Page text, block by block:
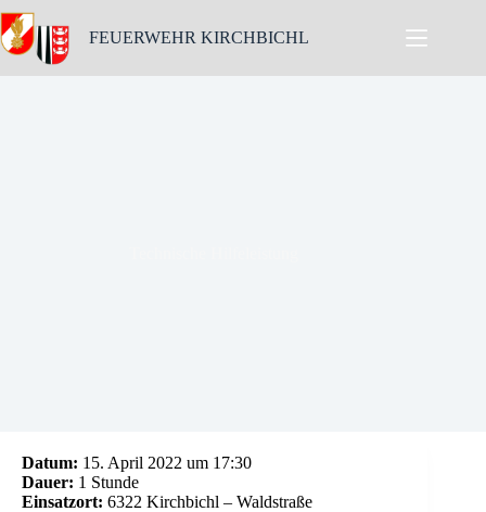
Skip
to
content
FEUERWEHR KIRCHBICHL
Datum: 15. April 2022 um 17:30
Dauer: 1 Stunde
Einsatzort: 6322 Kirchbichl – Waldstraße